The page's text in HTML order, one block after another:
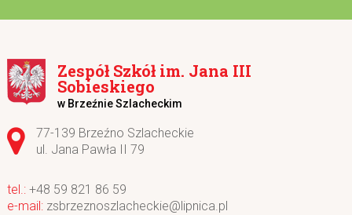
Zespół Szkół im. Jana III
Sobieskiego
w Brzeźnie Szlacheckim
Adres pocztowy:
77-139 Brzeźno Szlacheckie
ul. Jana Pawła II 79
+48 59 821 86 59
zsbrzeznoszlacheckie@lipnica.pl